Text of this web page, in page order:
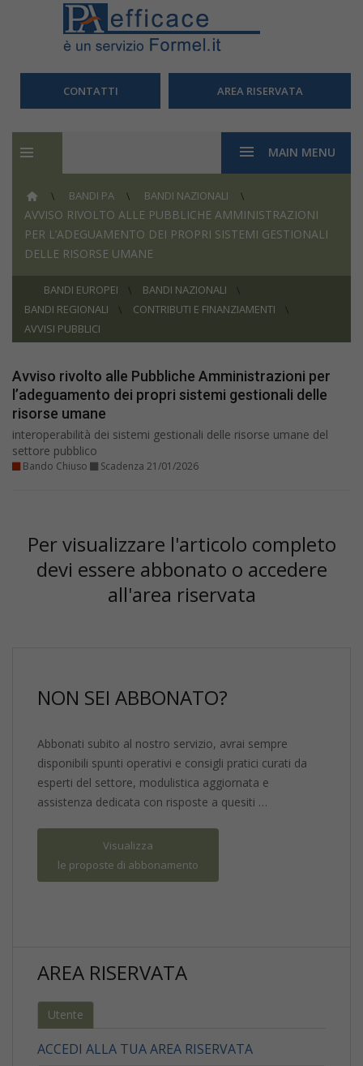
CONTATTI AREA RISERVATA
MAIN MENU
BANDI PA BANDI NAZIONALI
AVVISO RIVOLTO ALLE PUBBLICHE AMMINISTRAZIONI
PER L’ADEGUAMENTO DEI PROPRI SISTEMI GESTIONALI
DELLE RISORSE UMANE
BANDI EUROPEI
BANDI NAZIONALI
BANDI REGIONALI
CONTRIBUTI E FINANZIAMENTI
AVVISI PUBBLICI
Avviso rivolto alle Pubbliche Amministrazioni per
l’adeguamento dei propri sistemi gestionali delle
risorse umane
interoperabilità dei sistemi gestionali delle risorse umane del
settore pubblico
Bando Chiuso Scadenza 21/01/2026
Per visualizzare l'articolo completo
devi essere abbonato o accedere
all'area riservata
NON SEI ABBONATO?
Abbonati subito al nostro servizio, avrai sempre
disponibili spunti operativi e consigli pratici curati da
esperti del settore, modulistica aggiornata e
assistenza dedicata con risposte a quesiti …
Visualizza
le proposte di abbonamento
AREA RISERVATA
Utente
ACCEDI ALLA TUA AREA RISERVATA